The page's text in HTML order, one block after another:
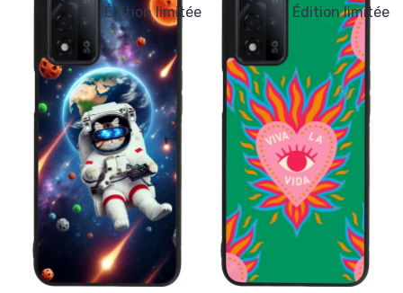
Édition limitée Édition limitée